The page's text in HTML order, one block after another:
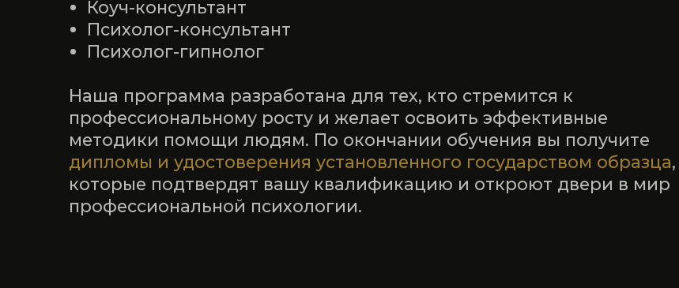
Наша программа разработана для тех, кто стремится к
профессиональному росту и желает освоить эффективные
методики помощи людям. По окончании обучения вы получите
которые подтвердят вашу квалификацию и откроют двери в мир
профессиональной психологии.
Мы не просто даем знания – мы учим вас применять их на практике, чтобы
клиентами результативно и получать достойное вознаграждение за свой